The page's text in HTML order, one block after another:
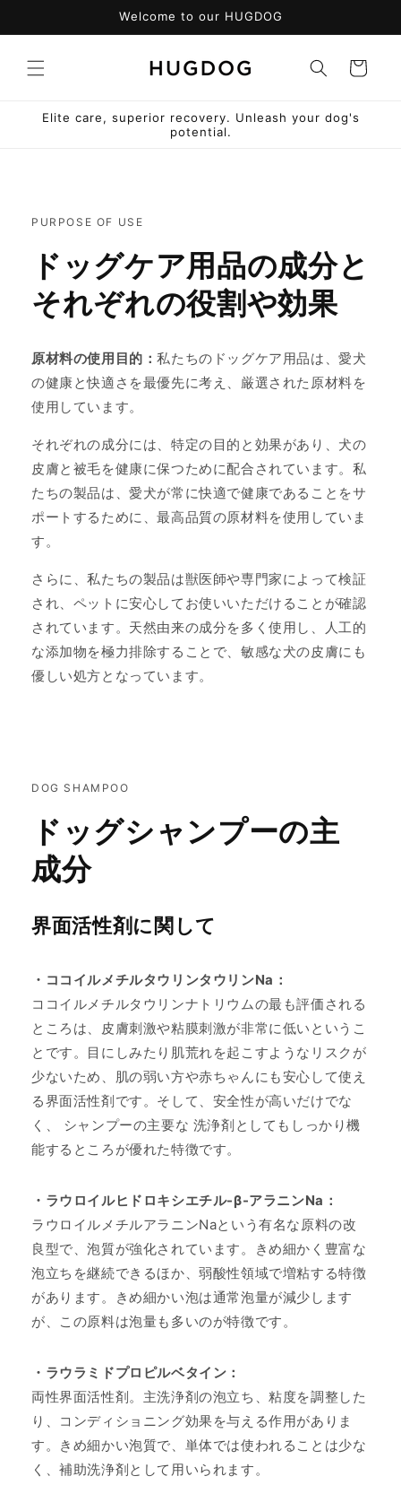
進む
Welcome to our HUGDOG
ー
Elite care, superior recovery. Unleash your dog's
potential.
PURPOSE OF USE
ドッグケア用品の成分と
それぞれの役割や効果
原材料の使用目的：私たちのドッグケア用品は、愛犬
の健康と快適さを最優先に考え、厳選された原材料を
使用しています。
それぞれの成分には、特定の目的と効果があり、犬の
皮膚と被毛を健康に保つために配合されています。私
たちの製品は、愛犬が常に快適で健康であることをサ
ポートするために、最高品質の原材料を使用していま
す。
さらに、私たちの製品は獣医師や専門家によって検証
され、ペットに安心してお使いいただけることが確認
されています。天然由来の成分を多く使用し、人工的
な添加物を極力排除することで、敏感な犬の皮膚にも
優しい処方となっています。
DOG SHAMPOO
ドッグシャンプーの主
成分
界面活性剤に関して
・ココイルメチルタウリンタウリンNa：
ココイルメチルタウリンナトリウムの最も評価される
ところは、皮膚刺激や粘膜刺激が非常に低いというこ
とです。目にしみたり肌荒れを起こすようなリスクが
少ないため、肌の弱い方や赤ちゃんにも安心して使え
る界面活性剤です。そして、安全性が高いだけでな
く、 シャンプーの主要な 洗浄剤としてもしっかり機
能するところが優れた特徴です。
・ラウロイルヒドロキシエチル-β-アラニンNa：
ラウロイルメチルアラニンNaという有名な原料の改
良型で、泡質が強化されています。きめ細かく豊富な
泡立ちを継続できるほか、弱酸性領域で増粘する特徴
があります。きめ細かい泡は通常泡量が減少します
が、この原料は泡量も多いのが特徴です。
・ラウラミドプロピルベタイン：
両性界面活性剤。主洗浄剤の泡立ち、粘度を調整した
り、コンディショニング効果を与える作用がありま
す。きめ細かい泡質で、単体では使われることは少な
く、補助洗浄剤として用いられます。